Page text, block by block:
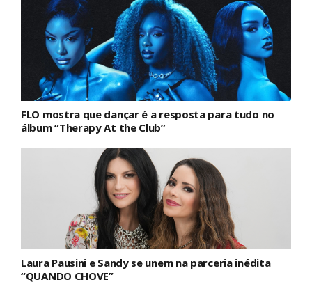
FLO mostra que dançar é a resposta para tudo no
álbum “Therapy At the Club”
Laura Pausini e Sandy se unem na parceria inédita
“QUANDO CHOVE”